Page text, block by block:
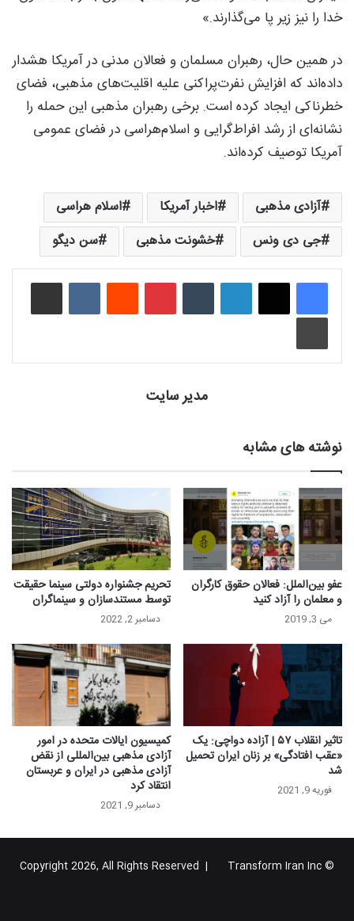
خدا را نیز زیر پا می‌گذارند.»
در همین حال، رهبران مسلمان و فعالان مدنی در آمریکا هشدار
داده‌اند که افزایش نفرت‌پراکنی علیه اقلیت‌های مذهبی، فضای
خطرناکی ایجاد کرده است. برخی رهبران مذهبی این حمله را
نشانه‌ای از رشد افراط‌گرایی و اسلام‌هراسی در فضای عمومی
آمریکا توصیف کرده‌اند.
آزادی مذهبی اخبار آمریکا
اسلام هراسی
جی دی ونس
خشونت مذهبی سن دیگو
لینکدین ‫تامبلر ‫پین‌ترست‫رددیت ‫VKontakteاشتراک گذاری از طریق ایمیل
چاپ
مدیر سایت
نوشته های مشابه
عفو بین‌الملل: فعالان حقوق کارگران
و معلمان را آزاد کنید
می 3, 2019
تحریم جشنواره دولتی سینما حقیقت
توسط مستندسازان و سینماگران
دسامبر 2, 2022
تاثیر انقلاب ۵۷ | آزاده دواچی: یک
«عقب افتادگی» بر زنان ایران تحمیل
شد
فوریه 9, 2021
کمیسیون ایالات متحده در امور
آزادی مذهبی بین‌المللی از نقض
آزادی مذهبی در ایران و عربستان
انتقاد کرد
دسامبر 9, 2021
© Copyright 2026, All Rights Reserved |
Transform Iran Inc